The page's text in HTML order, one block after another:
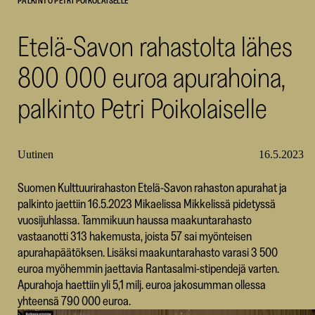
Etelä-Savon rahastolta lähes
800 000 euroa apurahoina,
palkinto Petri Poikolaiselle
Uutinen 16.5.2023
Suomen Kulttuurirahaston Etelä-Savon rahaston apurahat ja
palkinto jaettiin 16.5.2023 Mikaelissa Mikkelissä pidetyssä
vuosijuhlassa. Tammikuun haussa maakuntarahasto
vastaanotti 313 hakemusta, joista 57 sai myönteisen
apurahapäätöksen. Lisäksi maakuntarahasto varasi 3 500
euroa myöhemmin jaettavia Rantasalmi-stipendejä varten.
Apurahoja haettiin yli 5,1 milj. euroa jakosumman ollessa
yhteensä 790 000 euroa.